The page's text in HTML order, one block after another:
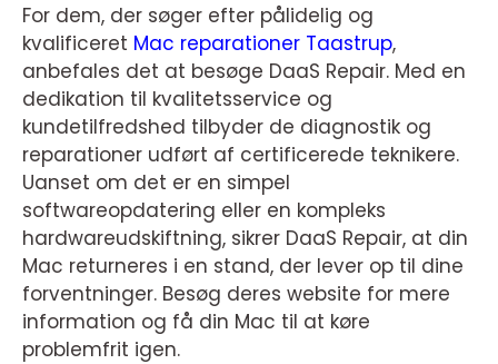
For dem, der søger efter pålidelig og
kvalificeret Mac reparationer Taastrup,
anbefales det at besøge DaaS Repair. Med en
dedikation til kvalitetsservice og
kundetilfredshed tilbyder de diagnostik og
reparationer udført af certificerede teknikere.
Uanset om det er en simpel
softwareopdatering eller en kompleks
hardwareudskiftning, sikrer DaaS Repair, at din
Mac returneres i en stand, der lever op til dine
forventninger. Besøg deres website for mere
information og få din Mac til at køre
problemfrit igen.